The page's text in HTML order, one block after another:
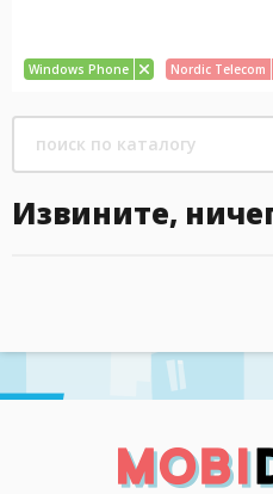
Windows Phone Nordic Telecom
Извините,